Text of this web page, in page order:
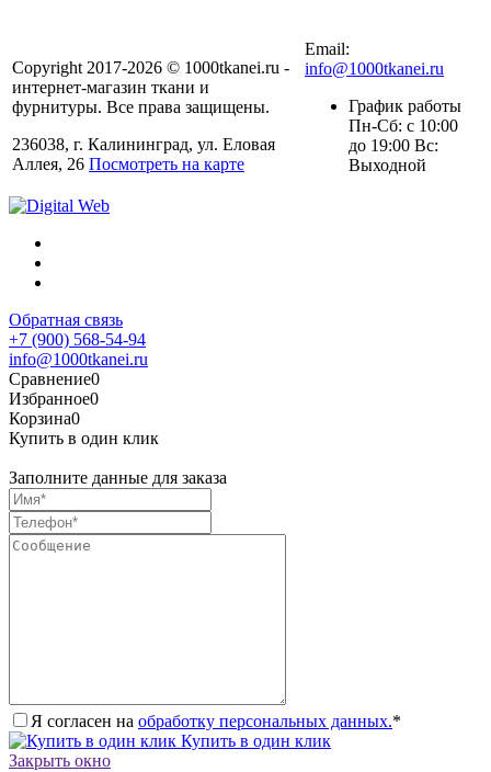
Copyright 2017-2026 © 1000tkanei.ru -
интернет-магазин ткани и
фурнитуры. Все права защищены.
236038, г. Калининград, ул. Еловая
Аллея, 26 Посмотреть на карте
Email:
info@1000tkanei.ru
График работы
Пн-Сб: с 10:00
до 19:00 Вс:
Выходной
Обратная связь
+7 (900) 568-54-94
info@1000tkanei.ru
Сравнение0
Избранное0
Корзина0
Купить в один клик
Заполните данные для заказа
Я согласен на обработку персональных данных.*
Купить в один клик
Закрыть окно